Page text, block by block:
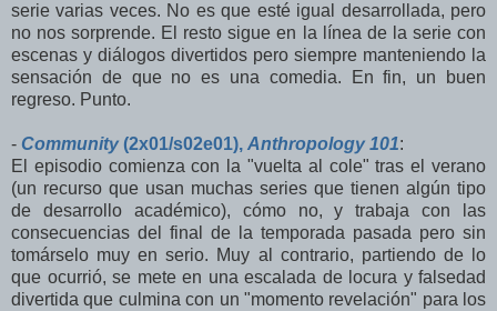
serie varias veces. No es que esté igual desarrollada, pero
no nos sorprende. El resto sigue en la línea de la serie con
escenas y diálogos divertidos pero siempre manteniendo la
sensación de que no es una comedia. En fin, un buen
regreso. Punto.
- Community(2x01/s02e01), Anthropology 101:
El episodio comienza con la "vuelta al cole" tras el verano
(un recurso que usan muchas series que tienen algún tipo
de desarrollo académico), cómo no, y trabaja con las
consecuencias del final de la temporada pasada pero sin
tomárselo muy en serio. Muy al contrario, partiendo de lo
que ocurrió, se mete en una escalada de locura y falsedad
divertida que culmina con un "momento revelación" para los